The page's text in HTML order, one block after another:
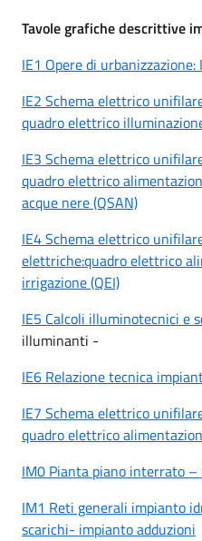
Tavole grafiche descrittive
IE1 Opere di
IE2 Schema elettrico
quadro elettrico
IE3 Schema elettrico
quadro elettrico
acque nere (QSAN)
IE4 Schema elettrico
elettriche:quadro elettrico
irrigazione (QEI)
IE5 Calcoli illuminotecnici e
illuminanti -
IE6 Relazione tecnica
IE7 Schema elettrico
quadro elettrico
IM0 Pianta piano interrato –
IM1 Reti generali impianto
scarichi- impianto adduzioni